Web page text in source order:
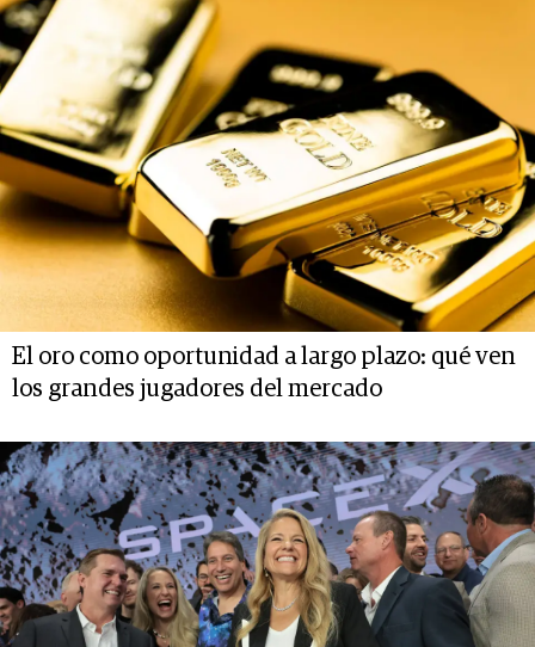
El oro como oportunidad a largo plazo: qué ven
los grandes jugadores del mercado